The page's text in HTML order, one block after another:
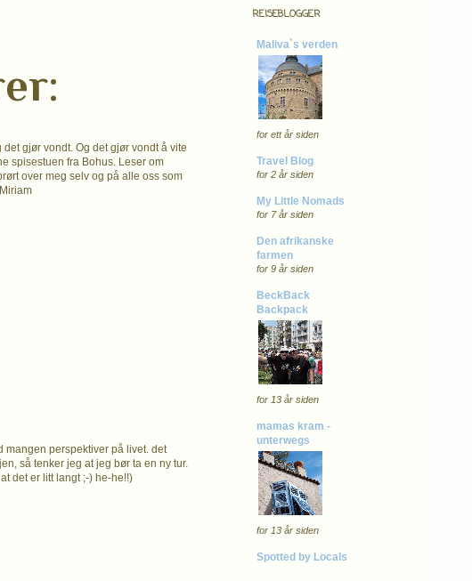
gjør vondt. Og det gjør vondt å vite
spisestuen fra Bohus. Leser om
over meg selv og på alle oss som
mangen perspektiver på livet. det
så tenker jeg at jeg bør ta en ny tur.
det er litt langt ;-) he-he!!)
REISEBLOGGER
Maliva`s verden
for ett år siden
Travel Blog
for 2 år siden
My Little Nomads
for 7 år siden
Den afrikanske
farmen
for 9 år siden
BeckBack
Backpack
for 13 år siden
mamas kram -
unterwegs
for 13 år siden
Spotted by Locals